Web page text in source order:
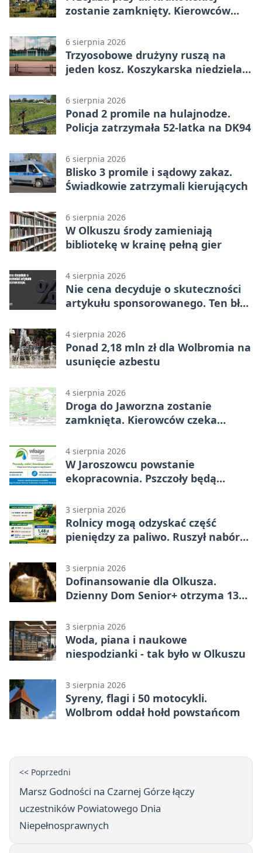
zostanie zamknięty. Kierowców
6 sierpnia 2026
Trzyosobowe drużyny ruszą na
jeden kosz. Koszykarska niedziela
6 sierpnia 2026
Ponad 2 promile na hulajnodze.
Policja zatrzymała 52-latka na DK94
6 sierpnia 2026
Blisko 3 promile i sądowy zakaz.
Świadkowie zatrzymali kierujących
6 sierpnia 2026
W Olkuszu środy zamieniają
bibliotekę w krainę pełną gier
4 sierpnia 2026
Nie cena decyduje o skuteczności
artykułu sponsorowanego. Ten błąd
4 sierpnia 2026
Ponad 2,18 mln zł dla Wolbromia na
usunięcie azbestu
4 sierpnia 2026
Droga do Jaworzna zostanie
zamknięta. Kierowców czeka
4 sierpnia 2026
W Jaroszowcu powstanie
ekopracownia. Pszczoły będą
3 sierpnia 2026
Rolnicy mogą odzyskać część
pieniędzy za paliwo. Ruszył nabór
3 sierpnia 2026
Dofinansowanie dla Olkusza.
Dzienny Dom Senior+ otrzyma 134
3 sierpnia 2026
Woda, piana i naukowe
niespodzianki - tak było w Olkuszu
3 sierpnia 2026
Syreny, flagi i 50 motocykli.
Wolbrom oddał hołd powstańcom
<< Poprzedni
Marsz Godności na Czarnej Górze łączy
uczestników Powiatowego Dnia
Niepełnosprawnych